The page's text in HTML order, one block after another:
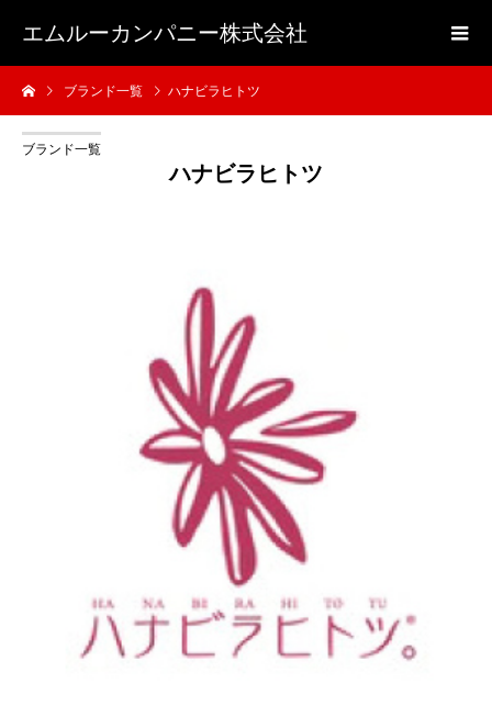
エムルーカンパニー株式会社
ブランド一覧 ハナビラヒトツ
ブランド一覧
ハナビラヒトツ